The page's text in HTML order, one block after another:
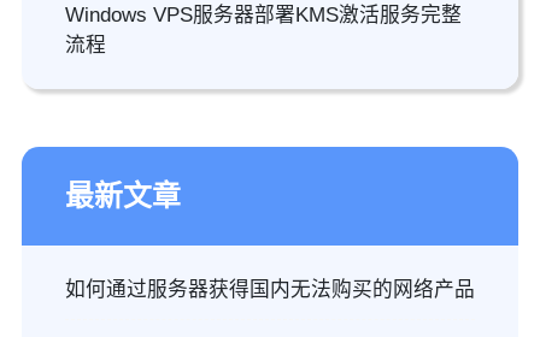
Windows VPS服务器部署KMS激活服务完整
流程
最新文章
如何通过服务器获得国内无法购买的网络产品